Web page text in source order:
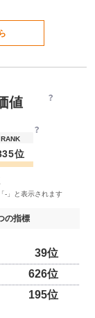
値
RANK
位
の指標
39位
626位
195位